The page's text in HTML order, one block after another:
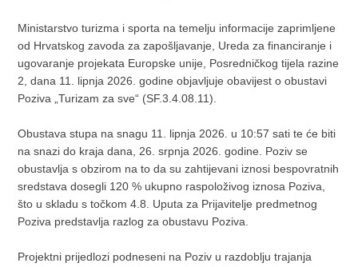
Ministarstvo turizma i sporta na temelju informacije zaprimljene
od Hrvatskog zavoda za zapošljavanje, Ureda za financiranje i
ugovaranje projekata Europske unije, Posredničkog tijela razine
2, dana 11. lipnja 2026. godine objavljuje obavijest o obustavi
Poziva „Turizam za sve“ (SF.3.4.08.11).
Obustava stupa na snagu 11. lipnja 2026. u 10:57 sati te će biti
na snazi do kraja dana, 26. srpnja 2026. godine. Poziv se
obustavlja s obzirom na to da su zahtijevani iznosi bespovratnih
sredstava dosegli 120 % ukupno raspoloživog iznosa Poziva,
što u skladu s točkom 4.8. Uputa za Prijavitelje predmetnog
Poziva predstavlja razlog za obustavu Poziva.
Projektni prijedlozi podneseni na Poziv u razdoblju trajanja